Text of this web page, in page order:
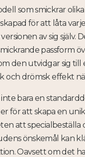
som smickrar
för att låta
av sig själv.
passform
den utvidgar sig till
och drömsk effekt
bara en
för att skapa en
att specialbeställa
önskemål kan
Oavsett om det